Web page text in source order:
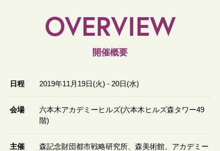
OVERVIEW
開催概要
日程 2019年11月19日(火) - 20日(水)
会場
六本木アカデミーヒルズ(六本木ヒルズ森タワー49
階)
主催
森記念財団都市戦略研究所、森美術館、アカデミー